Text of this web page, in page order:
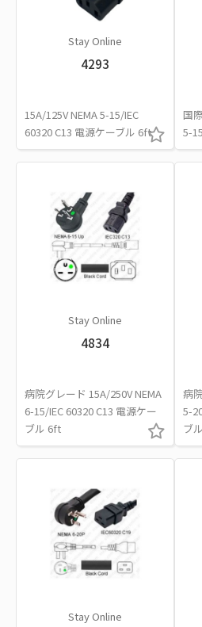
Stay Online
4293
15A/125V NEMA 5-15/IEC
60320 C13 電源ケーブル 6ft
国
5-
Stay Online
4834
病院グレード 15A/250V NEMA
6-15/IEC 60320 C13 電源ケー
ブル 6ft
病
5-
ブ
Stay Online